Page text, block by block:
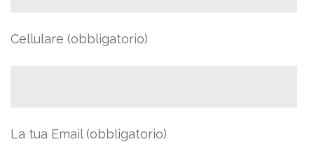
Cellulare (obbligatorio)
La tua Email (obbligatorio)